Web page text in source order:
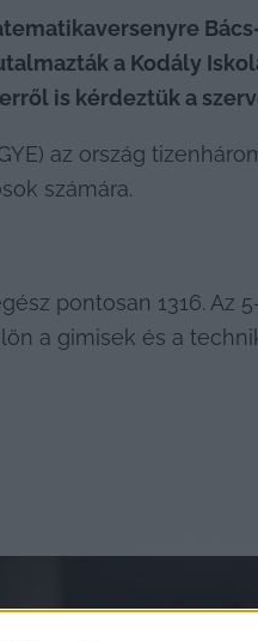
a Kodály
is kérdeztük a
az ország
számára.
pontosan 1316. Az
a gimisek és a